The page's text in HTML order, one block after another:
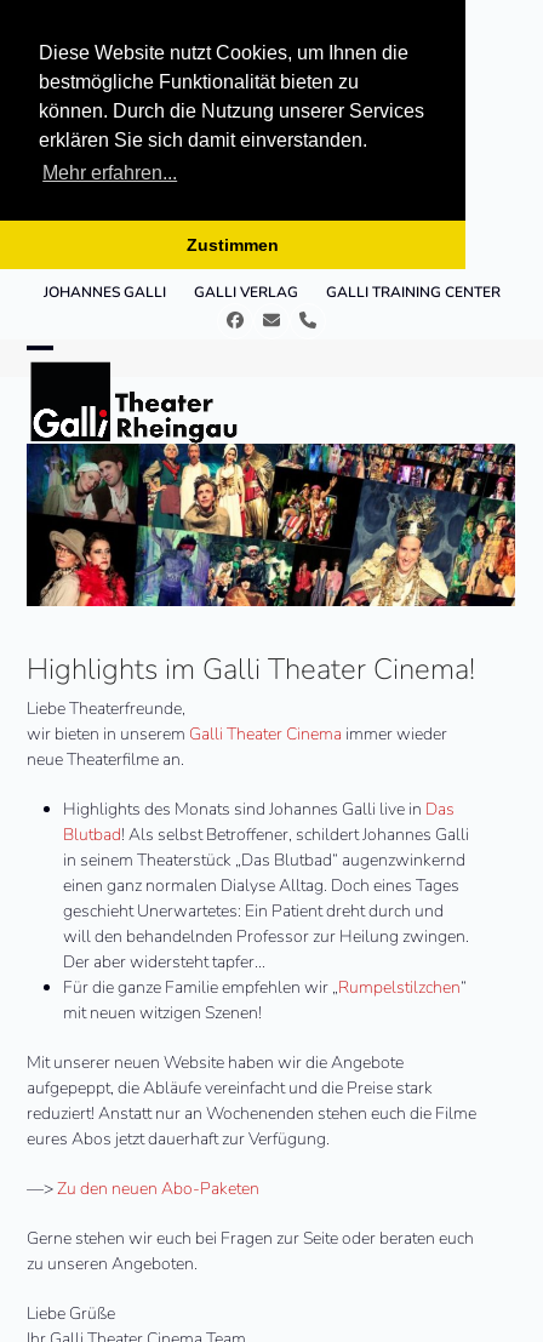
Diese Website nutzt Cookies, um Ihnen die
bestmögliche Funktionalität bieten zu
können. Durch die Nutzung unserer Services
erklären Sie sich damit einverstanden.
Mehr erfahren...
Zustimmen
JOHANNES GALLI GALLI VERLAG GALLI TRAINING CENTER
Facebook
E- Telefon
mobile
menu
mobile
menu
Highlights im Galli Theater Cinema!
Liebe Theaterfreunde,
wir bieten in unserem Galli Theater Cinema immer wieder
neue Theaterfilme an.
Highlights des Monats sind Johannes Galli live in Das
Blutbad! Als selbst Betroffener, schildert Johannes Galli
in seinem Theaterstück „Das Blutbad“ augenzwinkernd
einen ganz normalen Dialyse Alltag. Doch eines Tages
geschieht Unerwartetes: Ein Patient dreht durch und
will den behandelnden Professor zur Heilung zwingen.
Der aber widersteht tapfer…
Für die ganze Familie empfehlen wir „Rumpelstilzchen“
mit neuen witzigen Szenen!
Mit unserer neuen Website haben wir die Angebote
aufgepeppt, die Abläufe vereinfacht und die Preise stark
reduziert! Anstatt nur an Wochenenden stehen euch die Filme
eures Abos jetzt dauerhaft zur Verfügung.
—>Zu den neuen Abo-Paketen
Gerne stehen wir euch bei Fragen zur Seite oder beraten euch
zu unseren Angeboten.
Liebe Grüße